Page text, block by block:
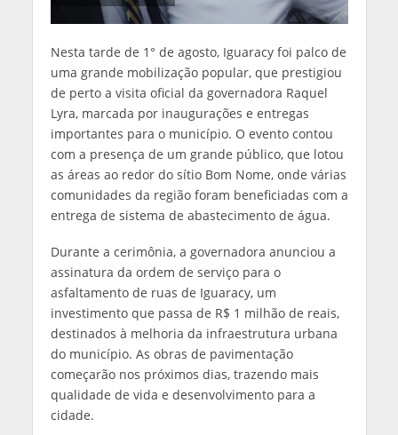
Nesta tarde de 1° de agosto, Iguaracy foi palco de
uma grande mobilização popular, que prestigiou
de perto a visita oficial da governadora Raquel
Lyra, marcada por inaugurações e entregas
importantes para o município. O evento contou
com a presença de um grande público, que lotou
as áreas ao redor do sítio Bom Nome, onde várias
comunidades da região foram beneficiadas com a
entrega de sistema de abastecimento de água.
Durante a cerimônia, a governadora anunciou a
assinatura da ordem de serviço para o
asfaltamento de ruas de Iguaracy, um
investimento que passa de R$ 1 milhão de reais,
destinados à melhoria da infraestrutura urbana
do município. As obras de pavimentação
começarão nos próximos dias, trazendo mais
qualidade de vida e desenvolvimento para a
cidade.